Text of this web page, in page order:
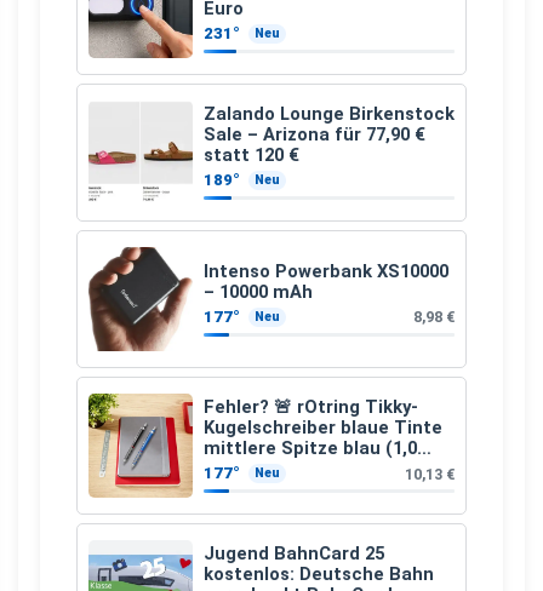
Euro
231° Neu
Zalando Lounge Birkenstock
Sale – Arizona für 77,90 €
statt 120 €
189° Neu
Intenso Powerbank XS10000
– 10000 mAh
177° Neu 8,98 €
Fehler? 🚨 rOtring Tikky-
Kugelschreiber blaue Tinte
mittlere Spitze blau (1,0
mm – 12 Stück)
177° Neu 10,13 €
Jugend BahnCard 25
kostenlos: Deutsche Bahn